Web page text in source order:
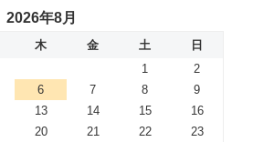
2026年8月
木 金 土
日
1
2
6 7 8
9
13 14 15
16
20 21 22
23